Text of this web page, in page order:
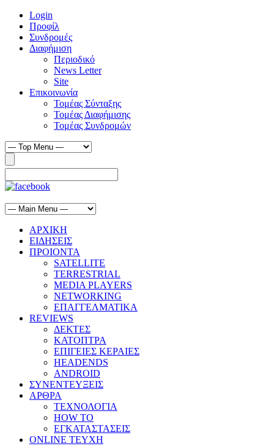
Login
Προφίλ
Συνδρομές
Διαφήμιση
Περιοδικό
News Letter
Site
Επικοινωνία
Τομέας Σύνταξης
Τομέας Διαφήμισης
Τομέας Συνδρομών
ΑΡΧΙΚΗ
ΕΙΔΗΣΕΙΣ
ΠΡΟΙΟΝΤΑ
SATELLITE
TERRESTRIAL
MEDIA PLAYERS
NETWORKING
ΕΠΑΓΓΕΛΜΑΤΙΚΑ
REVIEWS
ΔΕΚΤΕΣ
ΚΑΤΟΠΤΡΑ
ΕΠΙΓΕΙΕΣ ΚΕΡΑΙΕΣ
HEADENDS
ANDROID
ΣΥΝΕΝΤΕΥΞΕΙΣ
ΑΡΘΡΑ
ΤΕΧΝΟΛΟΓΙΑ
HOW TO
ΕΓΚΑΤΑΣΤΑΣΕΙΣ
ONLINE TEYXH